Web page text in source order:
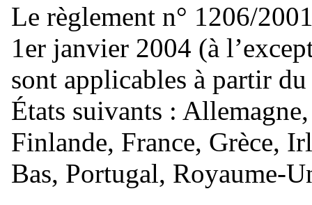
Le règlement n° 1206/
1er janvier 2004 (à
sont applicables à partir
États suivants :
Finlande, France, Grèce,
Bas, Portugal, Royaume-